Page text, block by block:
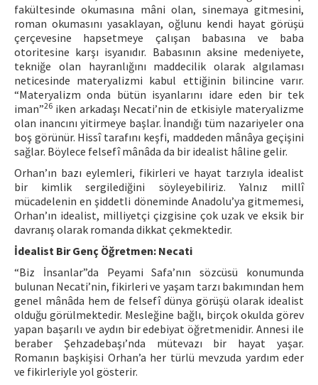
fakültesinde okumasına mâni olan, sinemaya gitmesini,
roman okumasını yasaklayan, oğlunu kendi hayat görüşü
çerçevesine hapsetmeye çalışan babasına ve baba
otoritesine karşı isyanıdır. Babasının aksine medeniyete,
tekniğe olan hayranlığını maddecilik olarak algılaması
neticesinde materyalizmi kabul ettiğinin bilincine varır.
“Materyalizm onda bütün isyanlarını idare eden bir tek
iman”26 iken arkadaşı Necati’nin de etkisiyle materyalizme
olan inancını yitirmeye başlar. İnandığı tüm nazariyeler ona
boş görünür. Hissî tarafını keşfi, maddeden mânâya geçişini
sağlar. Böylece felsefî mânâda da bir idealist hâline gelir.
Orhan’ın bazı eylemleri, fikirleri ve hayat tarzıyla idealist
bir kimlik sergilediğini söyleyebiliriz. Yalnız millî
mücadelenin en şiddetli döneminde Anadolu’ya gitmemesi,
Orhan’ın idealist, milliyetçi çizgisine çok uzak ve eksik bir
davranış olarak romanda dikkat çekmektedir.
İdealist Bir Genç Öğretmen: Necati
“Biz İnsanlar”da Peyami Safa’nın sözcüsü konumunda
bulunan Necati’nin, fikirleri ve yaşam tarzı bakımından hem
genel mânâda hem de felsefî dünya görüşü olarak idealist
olduğu görülmektedir. Mesleğine bağlı, birçok okulda görev
yapan başarılı ve aydın bir edebiyat öğretmenidir. Annesi ile
beraber Şehzadebaşı’nda mütevazı bir hayat yaşar.
Romanın başkişisi Orhan’a her türlü mevzuda yardım eder
ve fikirleriyle yol gösterir.